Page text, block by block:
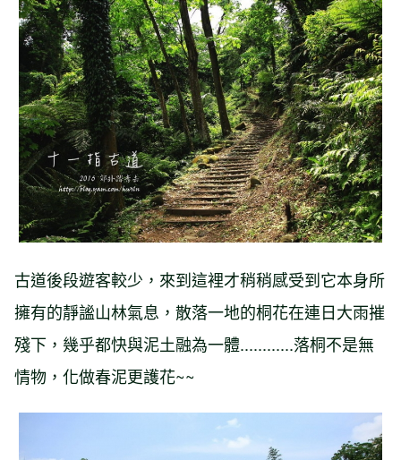
古道後段遊客較少，來到這裡才稍稍感受到它本身所
擁有的靜謐山林氣息，散落一地的桐花在連日大雨摧
殘下，幾乎都快與泥土融為一體............落桐不是無
情物，化做春泥更護花~~